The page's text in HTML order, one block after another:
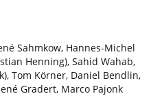
Sahmkow, Hannes-Michel
Henning), Sahid Wahab,
Tom Körner, Daniel Bendlin,
Gradert, Marco Pajonk